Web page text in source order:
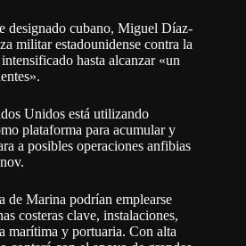
designado cubano, Miguel Díaz-
militar estadounidense contra la
hasta alcanzar «un
Unidos está utilizando
plataforma para acumular y
a posibles operaciones anfibias
de Marina podrían emplearse
costeras clave, instalaciones,
marítima y portuaria. Con alta